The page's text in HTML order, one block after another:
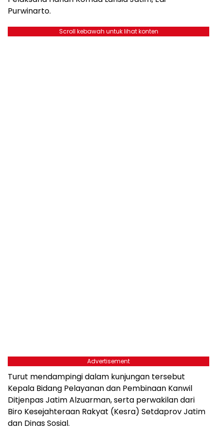
Purwinarto.
Scroll kebawah untuk lihat konten
Advertisement
Turut mendampingi dalam kunjungan tersebut
Kepala Bidang Pelayanan dan Pembinaan Kanwil
Ditjenpas Jatim Alzuarman, serta perwakilan dari
Biro Kesejahteraan Rakyat (Kesra) Setdaprov Jatim
dan Dinas Sosial.